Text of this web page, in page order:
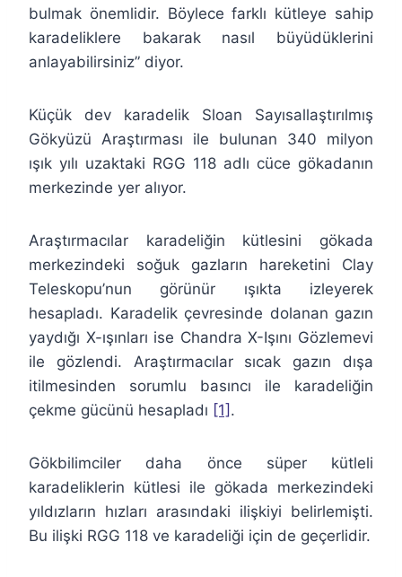
bulmak önemlidir. Böylece farklı kütleye sahip
karadeliklere bakarak nasıl büyüdüklerini
anlayabilirsiniz” diyor.
Küçük dev karadelik Sloan Sayısallaştırılmış
Gökyüzü Araştırması ile bulunan 340 milyon
ışık yılı uzaktaki RGG 118 adlı cüce gökadanın
merkezinde yer alıyor.
Araştırmacılar karadeliğin kütlesini gökada
merkezindeki soğuk gazların hareketini Clay
Teleskopu’nun görünür ışıkta izleyerek
hesapladı. Karadelik çevresinde dolanan gazın
yaydığı X-ışınları ise Chandra X-Işını Gözlemevi
ile gözlendi. Araştırmacılar sıcak gazın dışa
itilmesinden sorumlu basıncı ile karadeliğin
çekme gücünü hesapladı [1] .
Gökbilimciler daha önce süper kütleli
karadeliklerin kütlesi ile gökada merkezindeki
yıldızların hızları arasındaki ilişkiyi belirlemişti.
Bu ilişki RGG 118 ve karadeliği için de geçerlidir.